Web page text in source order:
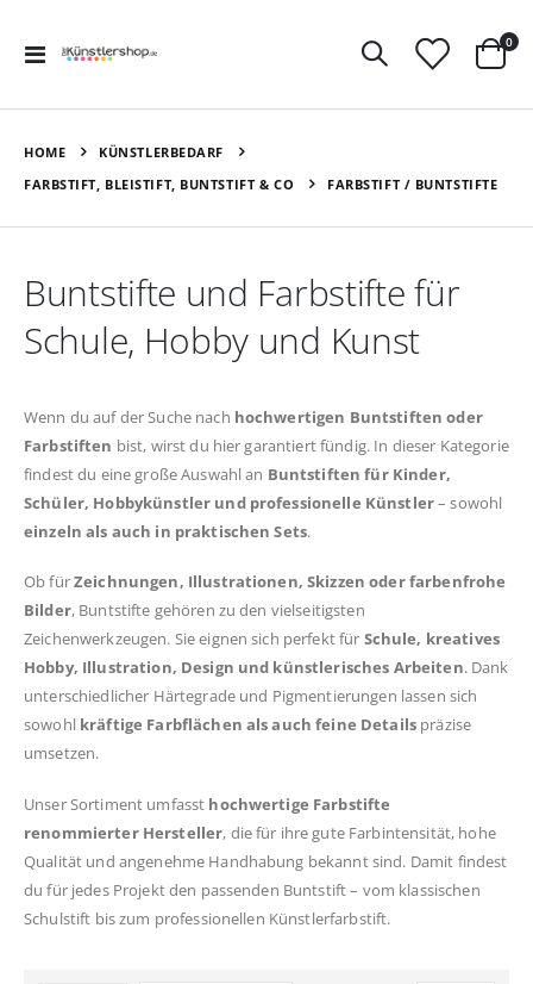
Navigation
0
HOME
KÜNSTLERBEDARF
FARBSTIFT, BLEISTIFT, BUNTSTIFT & CO
FARBSTIFT / BUNTSTIFTE
Buntstifte und Farbstifte für
Schule, Hobby und Kunst
Wenn du auf der Suche nach hochwertigen Buntstiften oder
Farbstiften bist, wirst du hier garantiert fündig. In dieser Kategorie
findest du eine große Auswahl an Buntstiften für Kinder,
Schüler, Hobbykünstler und professionelle Künstler– sowohl
einzeln als auch in praktischen Sets.
Ob fürZeichnungen, Illustrationen, Skizzen oder farbenfrohe
Bilder, Buntstifte gehören zu den vielseitigsten
Zeichenwerkzeugen. Sie eignen sich perfekt für Schule, kreatives
Hobby, Illustration, Design und künstlerisches Arbeiten. Dank
unterschiedlicher Härtegrade und Pigmentierungen lassen sich
sowohl kräftige Farbflächen als auch feine Details präzise
umsetzen.
Unser Sortiment umfasst hochwertige Farbstifte
renommierter Hersteller, die für ihre gute Farbintensität, hohe
Qualität und angenehme Handhabung bekannt sind. Damit findest
du für jedes Projekt den passenden Buntstift – vom klassischen
Schulstift bis zum professionellen Künstlerfarbstift.